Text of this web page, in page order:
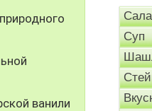
ванили
Суп